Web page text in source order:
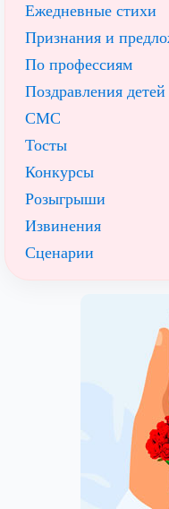
Ежедневные стихи
Признания и
По профессиям
Поздравления
СМС
Тосты
Конкурсы
Розыгрыши
Извинения
Сценарии